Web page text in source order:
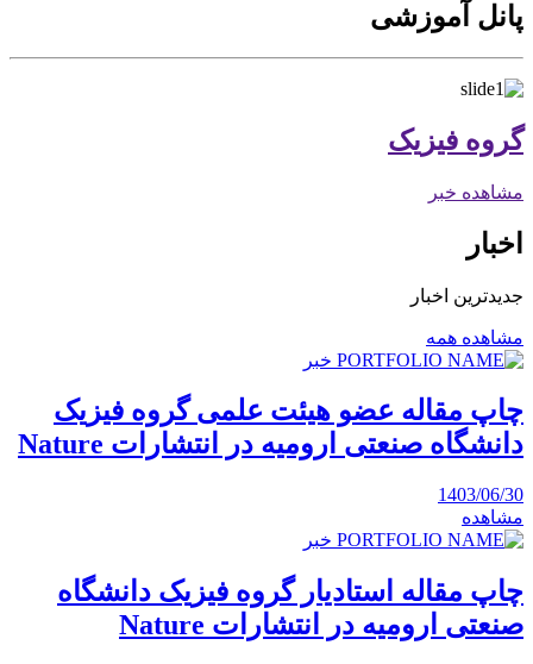
پانل آموزشی
گروه فیزیک
مشاهده خبر
اخبار
جدیدترین اخبار
مشاهده همه
خبر
چاپ مقاله عضو هیئت علمی گروه فیزیک
دانشگاه صنعتی ارومیه در انتشارات Nature
1403/06/30
مشاهده
خبر
چاپ مقاله استادیار گروه فیزیک دانشگاه
صنعتی ارومیه در انتشارات Nature